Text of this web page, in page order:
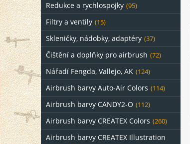
Redukce a rychlospojky (95)
Filtry a ventily (15)
Skleničky, nádobky, adaptéry (37)
Čištění a doplňky pro airbrush (72)
Nářadí Fengda, Vallejo, AK (124)
Airbrush barvy Auto-Air Colors (114)
Airbrush barvy CANDY2-O (112)
Airbrush barvy CREATEX Colors (260)
Airbrush barvy CREATEX Illustration